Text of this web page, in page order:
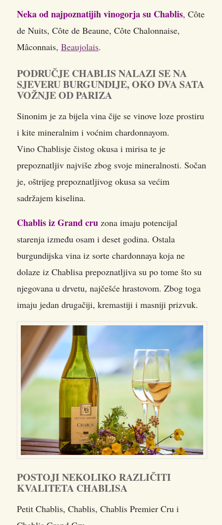
Neka od najpoznatijih vinogorja su Chablis, Côte
de Nuits, Côte de Beaune, Côte Chalonnaise,
Mâconnais, Beaujolais.
PODRUČJE CHABLIS NALAZI SE NA
SJEVERU BURGUNDIJE, OKO DVA SATA
VOŽNJE OD PARIZA
Sinonim je za bijela vina čije se vinove loze prostiru
i kite mineralnim i voćnim chardonnayom.
Vino Chablisje čistog okusa i mirisa te je
prepoznatljiv najviše zbog svoje mineralnosti. Sočan
je, oštrijeg prepoznatljivog okusa sa većim
sadržajem kiselina.
Chablis iz Grand cru zona imaju potencijal
starenja između osam i deset godina. Ostala
burgundijska vina iz sorte chardonnaya koja ne
dolaze iz Chablisa prepoznatljiva su po tome što su
njegovana u drvetu, najčešće hrastovom. Zbog toga
imaju jedan drugačiji, kremastiji i masniji prizvuk.
POSTOJI NEKOLIKO RAZLIČITI
KVALITETA CHABLISA
Petit Chablis, Chablis, Chablis Premier Cru i